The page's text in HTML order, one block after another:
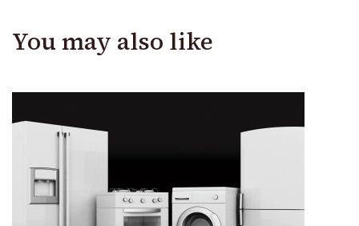
You may also like